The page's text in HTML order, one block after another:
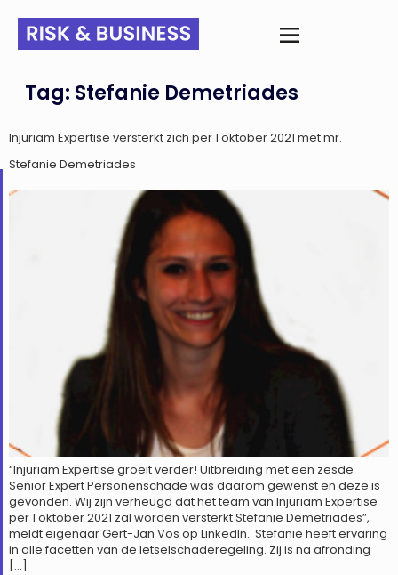
Tag: Stefanie Demetriades
Injuriam Expertise versterkt zich per 1 oktober 2021 met mr.
Stefanie Demetriades
“Injuriam Expertise groeit verder! Uitbreiding met een zesde
Senior Expert Personenschade was daarom gewenst en deze is
gevonden. Wij zijn verheugd dat het team van Injuriam Expertise
per 1 oktober 2021 zal worden versterkt Stefanie Demetriades”,
meldt eigenaar Gert-Jan Vos op LinkedIn.. Stefanie heeft ervaring
in alle facetten van de letselschaderegeling. Zij is na afronding
[…]